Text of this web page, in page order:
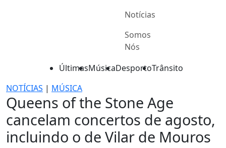
Notícias
Somos
Nós
ÚltimasMúsicaDesportoTrânsito
NOTÍCIAS | MÚSICA
Queens of the Stone Age
cancelam concertos de agosto,
incluindo o de Vilar de Mouros